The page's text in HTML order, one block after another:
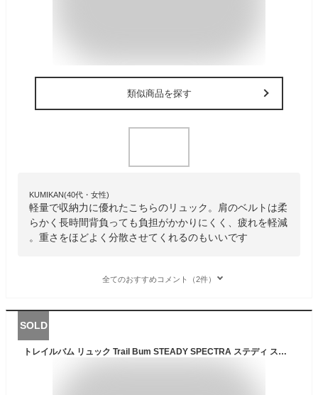
類似商品を探す
KUMIKAN(40代・女性)
軽量で収納力に優れたこちらのリュック。肩のベルトは柔
らかく長時間背負っても負担がかかりにくく、疲れを軽減
。重さをほどよく分散させてくれるのもいいです
全てのおすすめコメント（2件）
SOLD
トレイルバム リュック Trail Bum STEADY SPECTRA ステディ スペクトラ 秋 冬 秋冬 キャンプ ファッション アウトドアブランド